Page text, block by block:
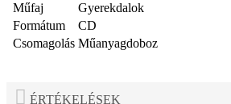
Műfaj
Gyerekdalok
Formátum
CD
Csomagolás Műanyagdoboz
ÉRTÉKELÉSEK